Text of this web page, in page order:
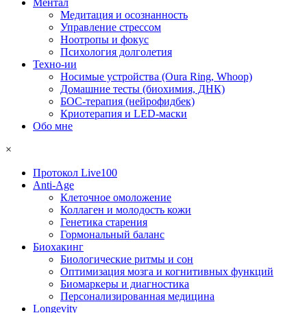
Ментал
Медитация и осознанность
Управление стрессом
Ноотропы и фокус
Психология долголетия
Техно-ии
Носимые устройства (Oura Ring, Whoop)
Домашние тесты (биохимия, ДНК)
БОС-терапия (нейрофидбек)
Криотерапия и LED-маски
Обо мне
×
Протокол Live100
Anti-Age
Клеточное омоложение
Коллаген и молодость кожи
Генетика старения
Гормональный баланс
Биохакинг
Биологические ритмы и сон
Оптимизация мозга и когнитивных функций
Биомаркеры и диагностика
Персонализированная медицина
Longevity